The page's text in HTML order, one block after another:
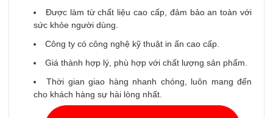
Được làm từ chất liệu cao cấp, đảm bảo an toàn với
sức khỏe người dùng.
Công ty có công nghệ kỹ thuật in ấn cao cấp.
Giá thành hợp lý, phù hợp với chất lượng sản phẩm.
Thời gian giao hàng nhanh chóng, luôn mang đến
cho khách hàng sự hài lòng nhất.